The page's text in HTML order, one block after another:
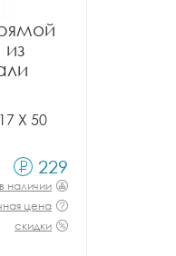
X 50
229
наличии
цена
скидки